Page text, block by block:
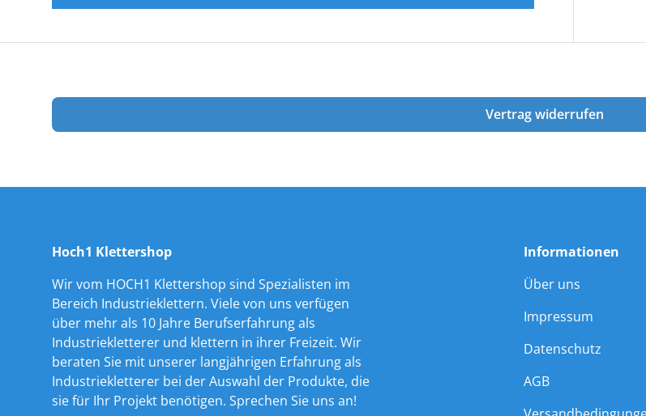
Vertrag widerrufen
Hoch1 Klettershop
Wir vom HOCH1 Klettershop sind Spezialisten im
Bereich Industrieklettern. Viele von uns verfügen
über mehr als 10 Jahre Berufserfahrung als
Industriekletterer und klettern in ihrer Freizeit. Wir
beraten Sie mit unserer langjährigen Erfahrung als
Industriekletterer bei der Auswahl der Produkte, die
sie für Ihr Projekt benötigen. Sprechen Sie uns an!
Informationen
Über uns
Impressum
Datenschutz
AGB